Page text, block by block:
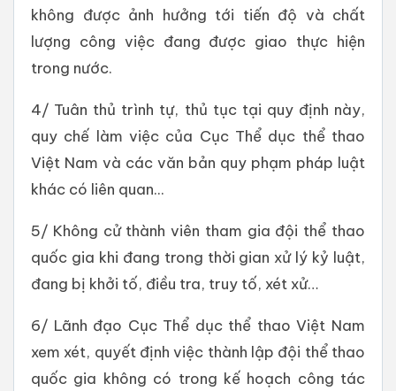
không được ảnh hưởng tới tiến độ và chất
lượng công việc đang được giao thực hiện
trong nước.
4/ Tuân thủ trình tự, thủ tục tại quy định này,
quy chế làm việc của Cục Thể dục thể thao
Việt Nam và các văn bản quy phạm pháp luật
khác có liên quan...
5/ Không cử thành viên tham gia đội thể thao
quốc gia khi đang trong thời gian xử lý kỷ luật,
đang bị khởi tố, điều tra, truy tố, xét xử…
6/ Lãnh đạo Cục Thể dục thể thao Việt Nam
xem xét, quyết định việc thành lập đội thể thao
quốc gia không có trong kế hoạch công tác